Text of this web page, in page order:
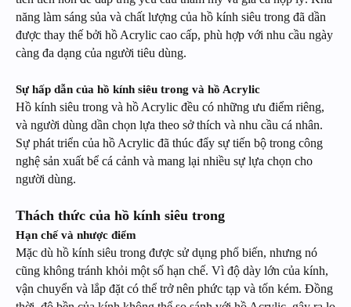
năng làm sáng sủa và chất lượng của hồ kính siêu trong đã dần
được thay thế bởi hồ Acrylic cao cấp, phù hợp với nhu cầu ngày
càng đa dạng của người tiêu dùng.
Sự hấp dẫn của hồ kính siêu trong và hồ Acrylic
Hồ kính siêu trong và hồ Acrylic đều có những ưu điểm riêng,
và người dùng dần chọn lựa theo sở thích và nhu cầu cá nhân.
Sự phát triển của hồ Acrylic đã thúc đẩy sự tiến bộ trong công
nghệ sản xuất bể cá cảnh và mang lại nhiều sự lựa chọn cho
người dùng.
Thách thức của hồ kính siêu trong
Hạn chế và nhược điểm
Mặc dù hồ kính siêu trong được sử dụng phổ biến, nhưng nó
cũng không tránh khỏi một số hạn chế. Vì độ dày lớn của kính,
vận chuyển và lắp đặt có thể trở nên phức tạp và tốn kém. Đồng